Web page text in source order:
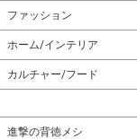
ファッション
ホーム/インテリア
カルチャー/フード
進撃の背徳メシ